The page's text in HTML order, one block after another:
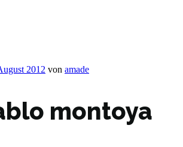
2012 von amade
montoya